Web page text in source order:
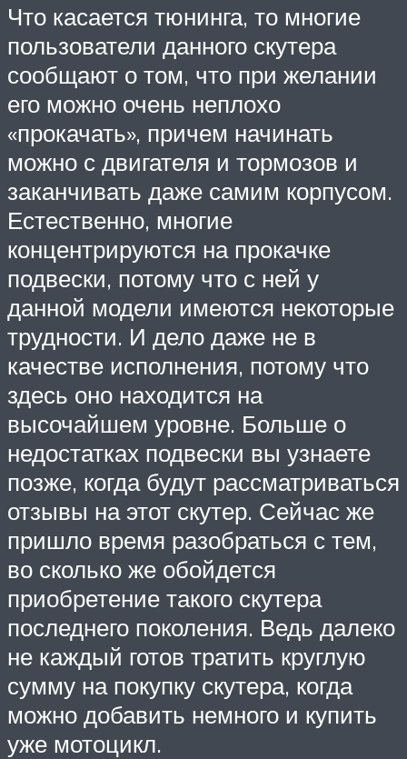
Что касается тюнинга, то многие
пользователи данного скутера
сообщают о том, что при желании
его можно очень неплохо
«прокачать», причем начинать
можно с двигателя и тормозов и
заканчивать даже самим корпусом.
Естественно, многие
концентрируются на прокачке
подвески, потому что с ней у
данной модели имеются некоторые
трудности. И дело даже не в
качестве исполнения, потому что
здесь оно находится на
высочайшем уровне. Больше о
недостатках подвески вы узнаете
позже, когда будут рассматриваться
отзывы на этот скутер. Сейчас же
пришло время разобраться с тем,
во сколько же обойдется
приобретение такого скутера
последнего поколения. Ведь далеко
не каждый готов тратить круглую
сумму на покупку скутера, когда
можно добавить немного и купить
уже мотоцикл.